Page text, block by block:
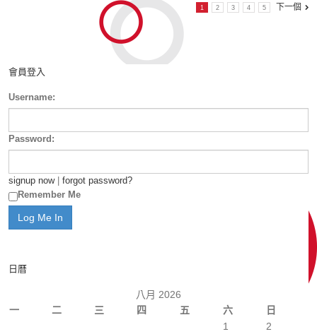
1 2 3 4 5 下一個
會員登入
Username:
Password:
signup now| forgot password?
Remember Me
日曆
八月 2026
一
二 三 四 五 六 日
1
2